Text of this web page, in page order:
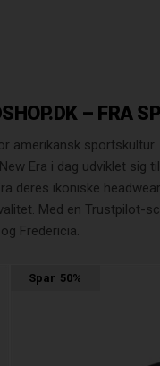
– FRA
amerikansk
Era i dag udviklet
deres ikoniske
Med en Trustpilot-
Fredericia.
Spar 50%